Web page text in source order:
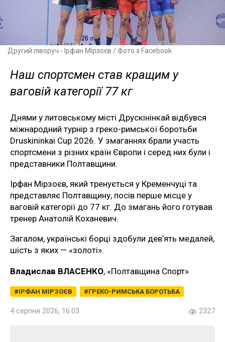
Другий ліворуч - Ірфан Мірзоєв / Фото з Facebook
Наш спортсмен став кращим у
ваговій категорії 77 кг
Днями у литовському місті Друскінінкай відбувся
міжнародний турнір з греко-римської боротьби
Druskininkai Cup 2026. У змаганнях брали участь
спортсмени з різних країн Європи і серед них були і
представники Полтавщини.
Ірфан Мірзоєв, який тренується у Кременчуці та
представляє Полтавщину, посів перше місце у
ваговій категорії до 77 кг. До змагань його готував
тренер Анатолій Коханевич.
Загалом, українські борці здобули дев’ять медалей,
шість з яких — «золоті».
Владислав ВЛАСЕНКО, «Полтавщина Спорт»
ІРФАН МІРЗОЄВ ГРЕКО-РИМСЬКА БОРОТЬБА
4 серпня 2026, 16:03 2327